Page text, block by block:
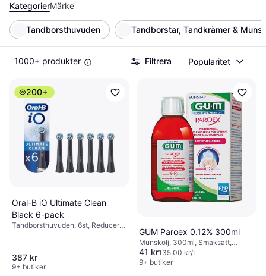
Du kan snabbt hitta allt från eltandborstar till munskölj och
tandtråd som passar just dina preferenser och budget. Genom
att jämföra priser och läsa recensioner får du en klar bild av
vad andra tycker om produkterna. Vi ser till att du hittar de
bästa erbjudandena och får mest valuta för pengarna. Börja
här för att göra ett välgrundat val och hitta dina nya
KategorierMärke
Tandborsthuvuden Tandborstar, Tandkrämer &
1000+ produkter Filtrera Popularitet
200+
Oral-B iO Ultimate Clean
Black 6-pack
Tandborsthuvuden, 6st, Reducerar
387 kr
9+ butiker
GUM Paroex 0.12% 300ml
Munskölj, 300ml, Smaksatt,
Reducerar plack,
Bakteriedödande, Alkoholfri
41 kr135,00 kr/L
9+ butiker